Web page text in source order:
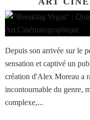
Depuis son arrivée sur le
sensation et captivé un
création d'Alex Moreau a
incontournable du genre,
complexe,...